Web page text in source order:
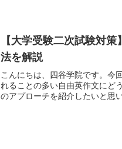
【大学受験二次試験対
法を解説
こんにちは、四谷学院です。今
れることの多い自由英作文にど
のアプローチを紹介したいと思